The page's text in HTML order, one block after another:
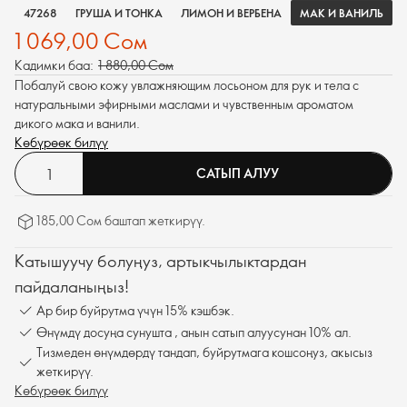
47268
ГРУША И ТОНКА ЛИМОН И ВЕРБЕНА МАК И ВАНИЛЬ
1 069,00 Сом
Кадимки баа: 1 880,00 Сом
Побалуй свою кожу увлажняющим лосьоном для рук и тела с
натуральными эфирными маслами и чувственным ароматом
дикого мака и ванили.
Көбүрөөк билүү
САТЫП АЛУУ
185,00 Сом баштап жеткирүү.
Катышуучу болуңуз, артыкчылыктардан
пайдаланыңыз!
Ар бир буйрутма үчүн 15% кэшбэк.
Өнүмдү досуңа сунушта , анын сатып алуусунан 10% ал.
Тизмеден өнүмдөрдү тандап, буйрутмага кошсоңуз, акысыз
жеткирүү.
Көбүрөөк билүү